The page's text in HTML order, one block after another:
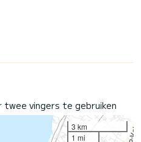
vingers te gebruiken
3 km
1 mi